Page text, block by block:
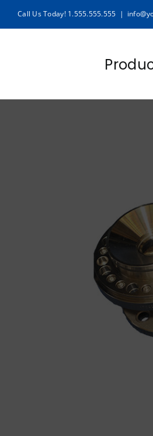
Call Us Today! 1.555.555.555 |